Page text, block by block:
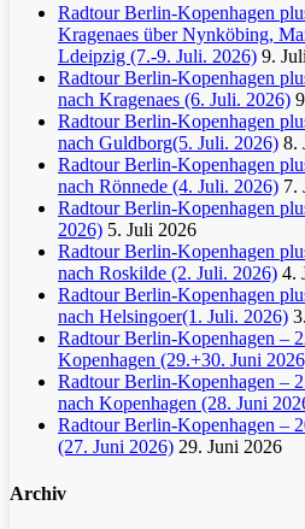
Radtour Berlin-Kopenhagen
Kragenaes über Nynköbing,
Ldeipzig (7.-9. Juli. 2026) 9.
Radtour Berlin-Kopenhagen
nach Kragenaes (6. Juli. 2026)
Radtour Berlin-Kopenhagen
nach Guldborg(5. Juli. 2026) 8.
Radtour Berlin-Kopenhagen
nach Rönnede (4. Juli. 2026) 7.
Radtour Berlin-Kopenhagen
2026) 5. Juli 2026
Radtour Berlin-Kopenhagen
nach Roskilde (2. Juli. 2026) 4.
Radtour Berlin-Kopenhagen
nach Helsingoer(1. Juli. 2026)
Radtour Berlin-Kopenhagen –
Kopenhagen (29.+30. Juni
Radtour Berlin-Kopenhagen –
nach Kopenhagen (28. Juni
Radtour Berlin-Kopenhagen –
(27. Juni 2026) 29. Juni 2026
Archiv